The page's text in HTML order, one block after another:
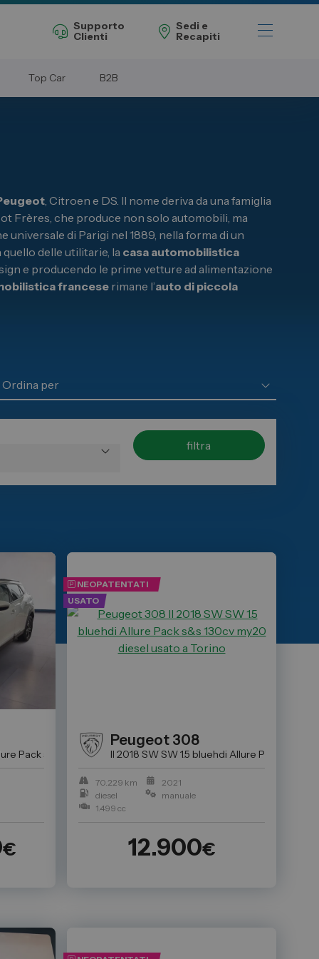
Supporto
Clienti
Sedi e
Recapiti
Top Car B2B
Telefono Officina
011 22 51 737
Email
spazio@spaziogroup.com
, Citroen e DS. Il nome deriva da una famiglia
Frères, che produce non solo automobili, ma
universale di Parigi nel 1889, nella forma di un
delle utilitarie, la casa automobilistica
e producendo le prime vetture ad alimentazione
francese rimane l’auto di piccola
filtra
Trova l'auto usata perfetta per Te da Spazio
Pack s&s 100cvAuto Usate a Torino: Trova l'auto usata perfetta
€
NEOPATENTATI
USATO
Peugeot 308
II 2018 SW SW 1.5 bluehdi Allure Pack s&s
70.229 km
2021
diesel
manuale
1.499 cc
12.900€